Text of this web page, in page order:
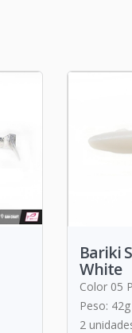
Bariki
White
Color 05
Peso: 42g
2